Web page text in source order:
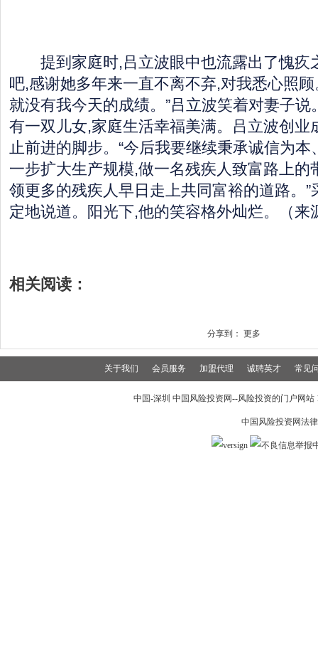
提到家庭时,吕立波眼中也流露出了愧疚
吧,感谢她多年来一直不离不弃,对我悉心照
就没有我今天的成绩。”吕立波笑着对妻子
有一双儿女,家庭生活幸福美满。吕立波创业
止前进的脚步。“今后我要继续秉承诚信为
一步扩大生产规模,做一名残疾人致富路上的
领更多的残疾人早日走上共同富裕的道路。
定地说道。阳光下,他的笑容格外灿烂。（来
相关阅读：
分享到： 更多
关于我们 会员服务 加盟代理 诚聘英才 常见
中国-深圳 中国风险投资网--风险投资的门户网
中国风险投资网法